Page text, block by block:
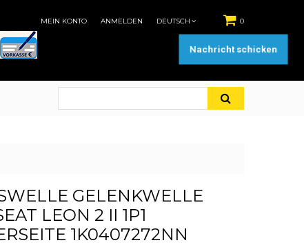
0
MEIN KONTO ANMELDEN DEUTSCH
GELENKWELLE
LEON 2 II 1P1
1K0407272NN
Nachricht schicken